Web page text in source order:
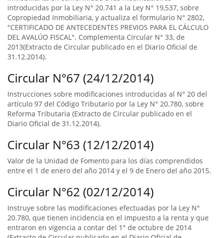
introducidas por la Ley N° 20.741 a la Ley N° 19,537, sobre
Copropiedad Inmobiliaria, y actualiza el formulario N° 2802,
"CERTIFICADO DE ANTECEDENTES PREVIOS PARA EL CÁLCULO
DEL AVALÚO FISCAL". Complementa Circular N° 33, de
2013(Extracto de Circular publicado en el Diario Oficial de
31.12.2014).
Circular N°67 (24/12/2014)
Instrucciones sobre modificaciones introducidas al N° 20 del
artículo 97 del Código Tributario por la Ley N° 20.780, sobre
Reforma Tributaria (Extracto de Circular publicado en el
Diario Oficial de 31.12.2014).
Circular N°63 (12/12/2014)
Valor de la Unidad de Fomento para los días comprendidos
entre el 1 de enero del año 2014 y el 9 de Enero del año 2015.
Circular N°62 (02/12/2014)
Instruye sobre las modificaciones efectuadas por la Ley N°
20.780, que tienen incidencia en el impuesto a la renta y que
entraron en vigencia a contar del 1° de octubre de 2014